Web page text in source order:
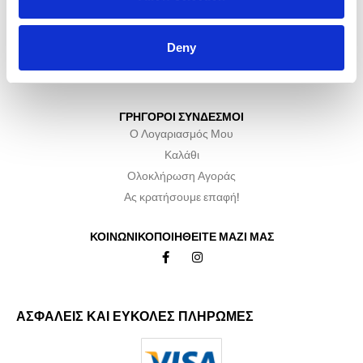
Deny
Αξεσουάρ
ΓΡΗΓΟΡΟΙ ΣΥΝΔΕΣΜΟΙ
Ο Λογαριασμός Μου
Καλάθι
Ολοκλήρωση Αγοράς
Ας κρατήσουμε επαφή!
ΚΟΙΝΩΝΙΚΟΠΟΙΗΘΕΙΤΕ ΜΑΖΙ ΜΑΣ
ΑΣΦΑΛΕΙΣ ΚΑΙ ΕΥΚΟΛΕΣ ΠΛΗΡΩΜΕΣ